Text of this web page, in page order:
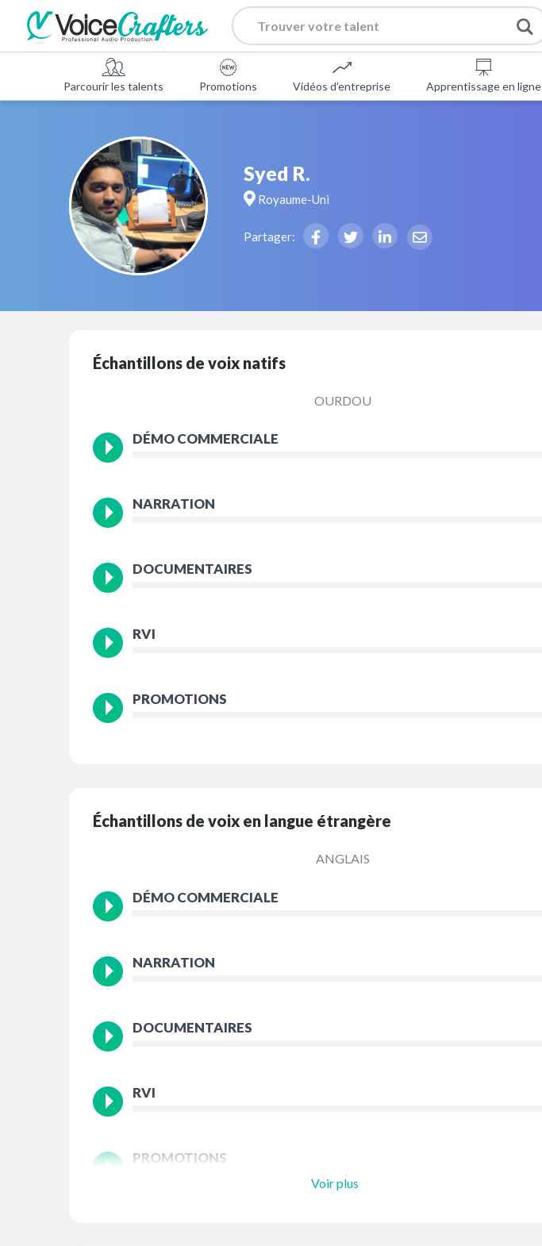
Parcourir les talents Promotions Vidéos d'entreprise Apprentissage en ligne
Syed R.
Royaume-Uni
Partager:
Échantillons de voix natifs
OURDOU
DÉMO COMMERCIALE
NARRATION
DOCUMENTAIRES
RVI
PROMOTIONS
Échantillons de voix en langue étrangère
ANGLAIS
DÉMO COMMERCIALE
NARRATION
DOCUMENTAIRES
RVI
PROMOTIONS
Voir plus